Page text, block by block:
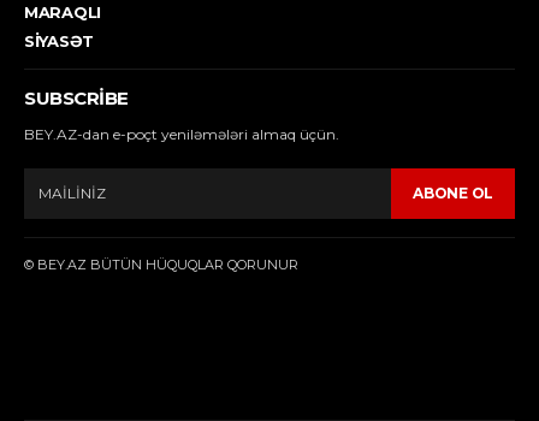
MARAQLI
SIYASƏT
SUBSCRIBE
BEY.AZ-dan e-poçt yeniləmələri almaq üçün.
ABONE OL
© BEY.AZ BÜTÜN HÜQUQLAR QORUNUR